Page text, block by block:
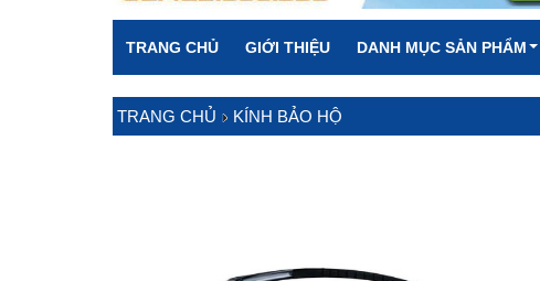
TRANG CHỦ GIỚI THIỆU DANH MỤC SẢN PHẨM
TRANG CHỦ KÍNH BẢO HỘ